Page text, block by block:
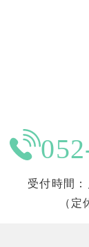
受付時間
（定